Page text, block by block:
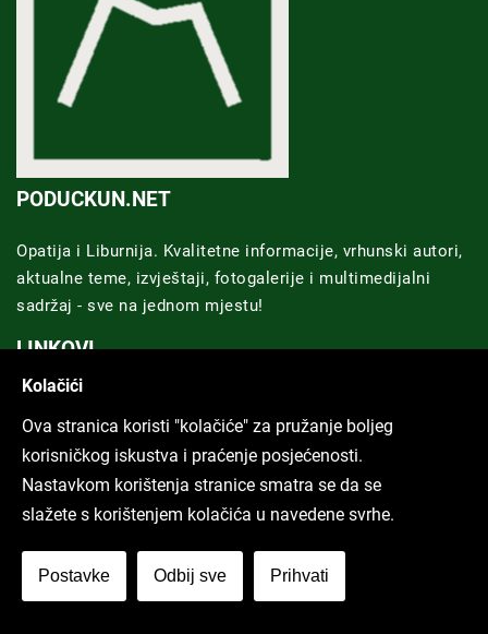
PODUCKUN.NET
Opatija i Liburnija. Kvalitetne informacije, vrhunski autori,
aktualne teme, izvještaji, fotogalerije i multimedijalni
sadržaj - sve na jednom mjestu!
LINKOVI
Marketing
Uvjeti koristenja
GRAD RIJEKA
Kolačići
Ova stranica koristi "kolačiće" za pružanje boljeg
korisničkog iskustva i praćenje posjećenosti.
Nastavkom korištenja stranice smatra se da se
slažete s korištenjem kolačića u navedene svrhe.
Postavke Odbij sve Prihvati